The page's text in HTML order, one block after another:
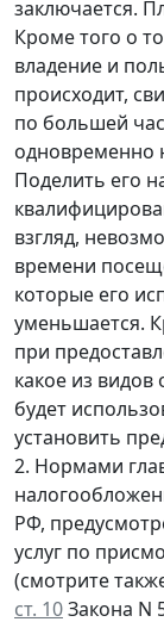
заключается.
Кроме того о
владение и
происходит,
по большей
одновременно
Поделить его
взгляд,
времени
которые его
уменьшается.
при
какое из
будет
установить
2. Нормами
РФ,
услуг по
(смотрите
ст. 10Закона N